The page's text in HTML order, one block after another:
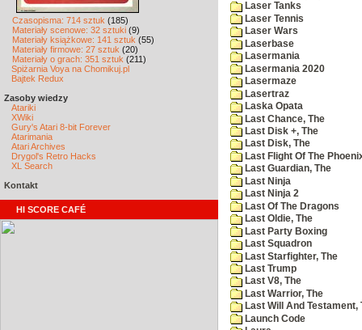
Czasopisma: 714 sztuk (185)
Materiały scenowe: 32 sztuki (9)
Materiały książkowe: 141 sztuk (55)
Materiały firmowe: 27 sztuk (20)
Materiały o grach: 351 sztuk (211)
Spiżarnia Voya na Chomikuj.pl
Bajtek Redux
Zasoby wiedzy
Atariki
XWiki
Gury's Atari 8-bit Forever
Atarimania
Atari Archives
Drygol's Retro Hacks
XL Search
Kontakt
HI SCORE CAFÉ
Laser Tanks
Laser Tennis
Laser Wars
Laserbase
Lasermania
Lasermania 2020
Lasermaze
Lasertraz
Laska Opata
Last Chance, The
Last Disk +, The
Last Disk, The
Last Flight Of The
Last Guardian, The
Last Ninja
Last Ninja 2
Last Of The Dragons
Last Oldie, The
Last Party Boxing
Last Squadron
Last Starfighter, The
Last Trump
Last V8, The
Last Warrior, The
Last Will And Testament,
Launch Code